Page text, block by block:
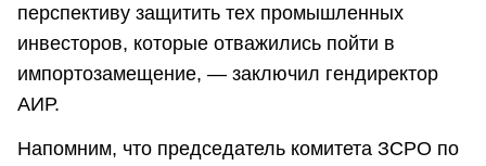
перспективу защитить тех промышленных
инвесторов, которые отважились пойти в
импортозамещение, — заключил гендиректор
АИР.
Напомним, что председатель комитета ЗСРО по